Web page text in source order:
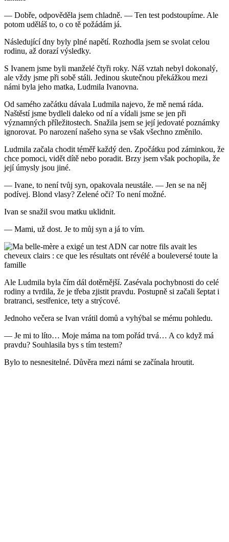
— Dobře, odpověděla jsem chladně. — Ten test podstoupíme. Ale
potom uděláš to, o co tě požádám já.
Následující dny byly plné napětí. Rozhodla jsem se svolat celou
rodinu, až dorazí výsledky.
S Ivanem jsme byli manželé čtyři roky. Náš vztah nebyl dokonalý,
ale vždy jsme při sobě stáli. Jedinou skutečnou překážkou mezi
námi byla jeho matka, Ludmila Ivanovna.
Od samého začátku dávala Ludmila najevo, že mě nemá ráda.
Naštěstí jsme bydleli daleko od ní a vídali jsme se jen při
významných příležitostech. Snažila jsem se její jedovaté poznámky
ignorovat. Po narození našeho syna se však všechno změnilo.
Ludmila začala chodit téměř každý den. Zpočátku pod záminkou, že
chce pomoci, vidět dítě nebo poradit. Brzy jsem však pochopila, že
její úmysly jsou jiné.
— Ivane, to není tvůj syn, opakovala neustále. — Jen se na něj
podívej. Blond vlasy? Zelené oči? To není možné.
Ivan se snažil svou matku uklidnit.
— Mami, už dost. Je to můj syn a já to vím.
Ale Ludmila byla čím dál dotěrnější. Zasévala pochybnosti do celé
rodiny a tvrdila, že je třeba zjistit pravdu. Postupně si začali šeptat i
bratranci, sestřenice, tety a strýcové.
Jednoho večera se Ivan vrátil domů a vyhýbal se mému pohledu.
— Je mi to líto… Moje máma na tom pořád trvá… A co když má
pravdu? Souhlasila bys s tím testem?
Bylo to nesnesitelné. Důvěra mezi námi se začínala hroutit.